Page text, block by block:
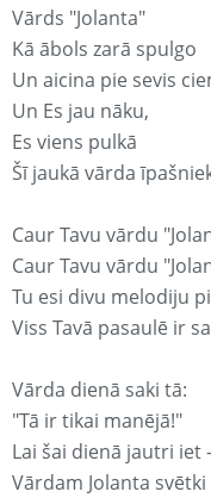
Vārds "Jolanta"
Kā ābols zarā spulgo
Un aicina pie sevis
Un Es jau nāku,
Es viens pulkā
Šī jaukā vārda
Caur Tavu vārdu
Caur Tavu vārdu
Tu esi divu melodiju
Viss Tavā pasaulē ir
Vārda dienā saki tā:
"Tā ir tikai manējā!"
Lai šai dienā jautri iet -
Vārdam Jolanta svētki